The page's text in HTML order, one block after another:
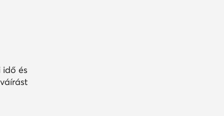
idő és